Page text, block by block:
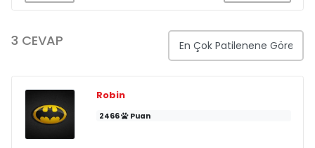
3 CEVAP
Robin
2466 Puan